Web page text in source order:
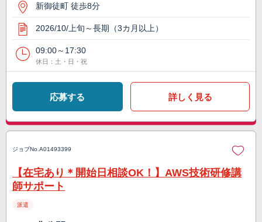
新御徒町 徒歩8分
2026/10/上旬～長期（3カ月以上）
09:00～17:30
休日：土・日・祝
応募する 詳しく見る
ジョブNo. A01493399
【在宅あり＊開始日相談OK！】AWS技術研修講
師サポート
派遣